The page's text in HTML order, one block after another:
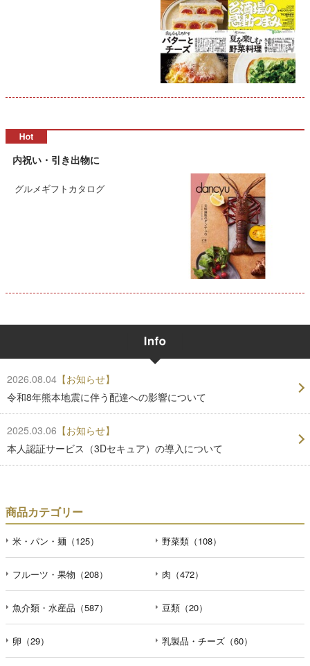
内祝い・引き出物に
グルメギフトカタログ
2026.08.04 【お知らせ】
令和8年熊本地震に伴う配達への影響について
2025.03.06 【お知らせ】
本人認証サービス（3Dセキュア）の導入について
商品カテゴリー
米・パン・麺（125） 野菜類（108）
フルーツ・果物（208） 肉（472）
魚介類・水産品（587） 豆類（20）
卵（29） 乳製品・チーズ（60）